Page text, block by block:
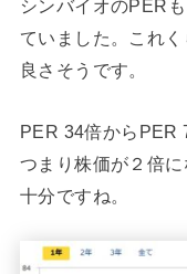
シンバイオのPER
ていました。これ
良さそうです。
PER 34倍からPER
つまり株価が２倍
十分ですね。